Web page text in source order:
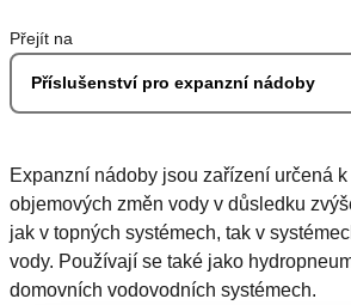
Přejít na
Příslušenství pro expanzní nádoby
Expanzní nádoby jsou zařízení určená
objemových změn vody v důsledku
jak v topných systémech, tak v
vody. Používají se také jako
domovních vodovodních systémech.